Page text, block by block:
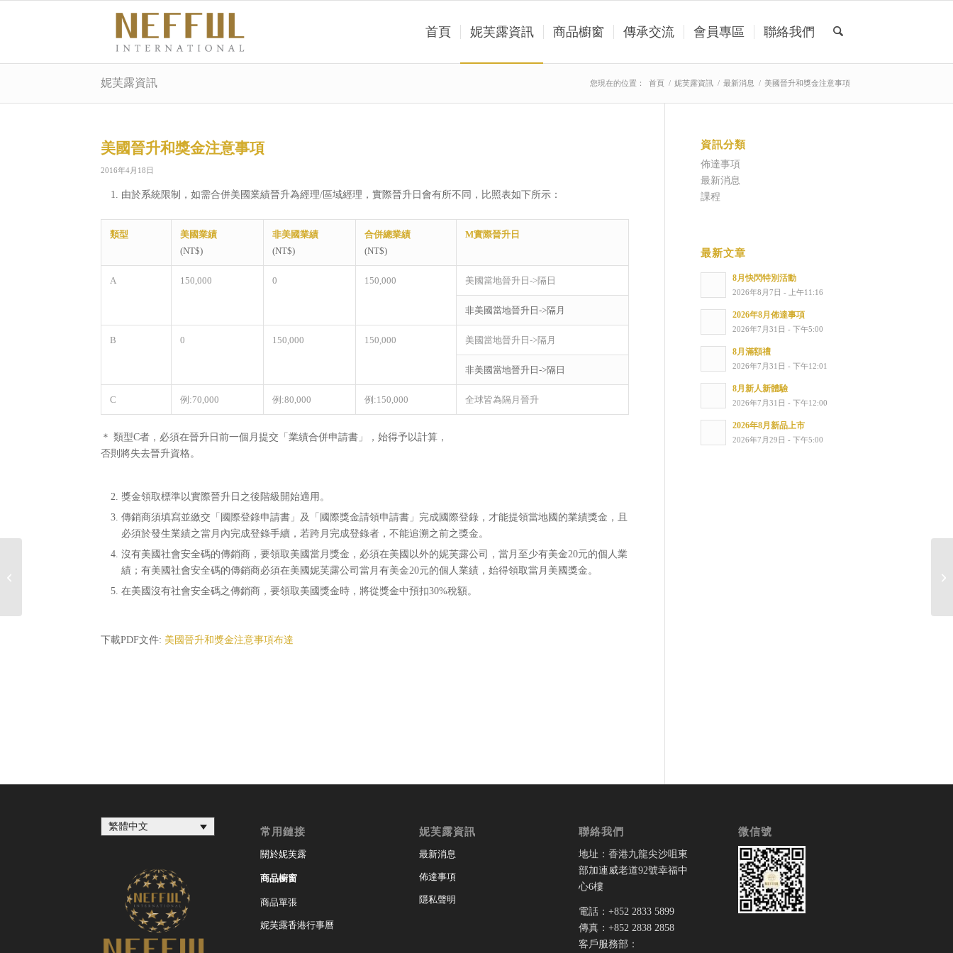
首頁 妮芙露資訊 商品櫥窗 傳承交流 會員專區 聯絡我們
妮芙露資訊 您現在的位置： 首頁 / 妮芙露資訊 / 最新消息 / 美國晉升和獎金注意事項
美國晉升和獎金注意事項
2016年4月18日
由於系統限制，如需合併美國業績晉升為經理/區域經理，實際晉升日會有所不同，比照表如下所示：
類型
美國業績
(NT$)
非美國業績
(NT$)
合併總業績
(NT$)
M實際晉升日
A 150,000 0 150,000 美國當地晉升日->隔日
非美國當地晉升日->隔月
B 0 150,000 150,000 美國當地晉升日->隔月
非美國當地晉升日->隔日
C 例:70,000 例:80,000 例:150,000 全球皆為隔月晉升
＊ 類型C者，必須在晉升日前一個月提交「業績合併申請書」，始得予以計算，
否則將失去晉升資格。
獎金領取標準以實際晉升日之後階級開始適用。
傳銷商須填寫並繳交「國際登錄申請書」及「國際獎金請領申請書」完成國際登錄，才能提領當地國的業績獎金，且
必須於發生業績之當月內完成登錄手續，若跨月完成登錄者，不能追溯之前之獎金。
沒有美國社會安全碼的傳銷商，要領取美國當月獎金，必須在美國以外的妮芙露公司，當月至少有美金20元的個人業
績；有美國社會安全碼的傳銷商必須在美國妮芙露公司當月有美金20元的個人業績，始得領取當月美國獎金。
在美國沒有社會安全碼之傳銷商，要領取美國獎金時，將從獎金中預扣30%稅額。
下載PDF文件: 美國晉升和獎金注意事項布達
資訊分類
佈達事項
最新消息
課程
最新文章
8月快閃特別活動
2026年8月7日 - 上午11:16
2026年8月佈達事項
2026年7月31日 - 下午5:00
8月滿額禮
2026年7月31日 - 下午12:01
8月新人新體驗
2026年7月31日 - 下午12:00
2026年8月新品上市
2026年7月29日 - 下午5:00
繁體中文 常用鏈接
關於妮芙露
商品櫥窗
商品單張
妮芙露香港行事曆
妮芙露資訊
最新消息
佈達事項
隱私聲明
聯絡我們
地址：香港九龍尖沙咀東
部加連威老道92號幸福中
心6樓
電話：+852 2833 5899
傳真：+852 2838 2858
客戶服務部：
微信號